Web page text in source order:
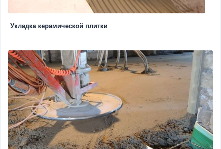
Укладка керамической плитки